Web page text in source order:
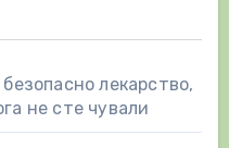
лекарство,
не сте чували